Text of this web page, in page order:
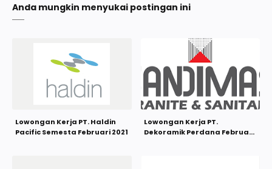
Anda mungkin menyukai postingan ini
Lowongan Kerja PT. Haldin
Pacific Semesta Februari 2021
Lowongan Kerja PT.
Dekoramik Perdana Februari